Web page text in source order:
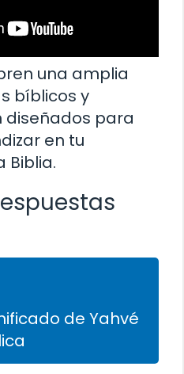
una amplia
bíblicos y
diseñados para
en tu
Biblia.
de Yahvé